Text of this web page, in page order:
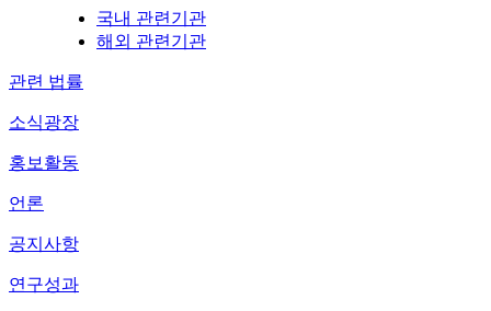
국내 관련기관
해외 관련기관
관련 법률
소식광장
홍보활동
언론
공지사항
연구성과